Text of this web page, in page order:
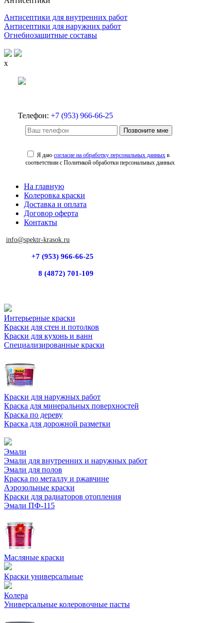
Антисептики для внутренних работ
Антисептики для наружних работ
Огнебиозащитные составы
x
Телефон: +7 (953) 966-66-25
Позвоните мне
Я даюсогласие на обработку персональных данных в
соответствии с Политикой обработки персональных данных
На главную
Колеровка краски
Доставка и оплата
Договор оферта
Контакты
info@spektr-krasok.ru
+7 (953) 966-66-25
8 (4872) 701-109
Интерьерные краски
Краски для стен и потолков
Краски для кухонь и ванн
Специализированные краски
Краски для наружных работ
Краска для минеральных поверхностей
Краска по дереву
Краска для дорожной разметки
Эмали
Эмали для внутренних и наружных работ
Эмали для полов
Краска по металлу и ржавчине
Аэрозольные краски
Краски для радиаторов отопления
Эмали ПФ-115
Масляные краски
Краски универсальные
Колера
Универсальные колеровочные пасты